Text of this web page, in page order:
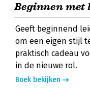
Beginnen met
Geeft beginnend
om een eigen stijl
praktisch cadeau
in de nieuwe rol.
Boek bekijken